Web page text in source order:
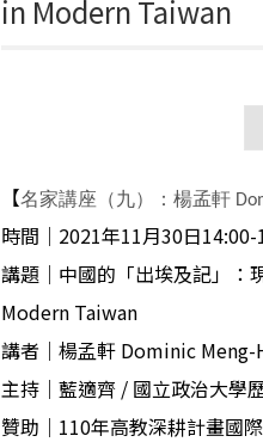
in Modern Taiwan
【名家講座（九）：楊孟軒
時間｜ 2021年11月30日
講題｜中國的「出埃及記」：
Modern Taiwan
講者｜楊孟軒 Dominic Meng-
主持｜藍適齊 / 國立政治大學
贊助｜ 110年高教深耕計畫國